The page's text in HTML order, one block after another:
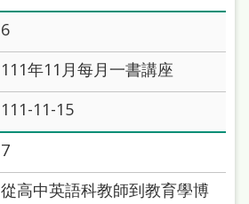
6
111年11月每月一書講座
111-11-15
7
從高中英語科教師到教育學博